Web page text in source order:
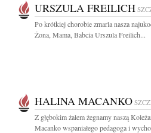
URSZULA FREILICH
Po krótkiej chorobie zmarla nasza
Żona, Mama, Babcia Urszula Freilich...
HALINA MACANKO
Z głębokim żalem żegnamy naszą
Macanko wspaniałego pedagoga i